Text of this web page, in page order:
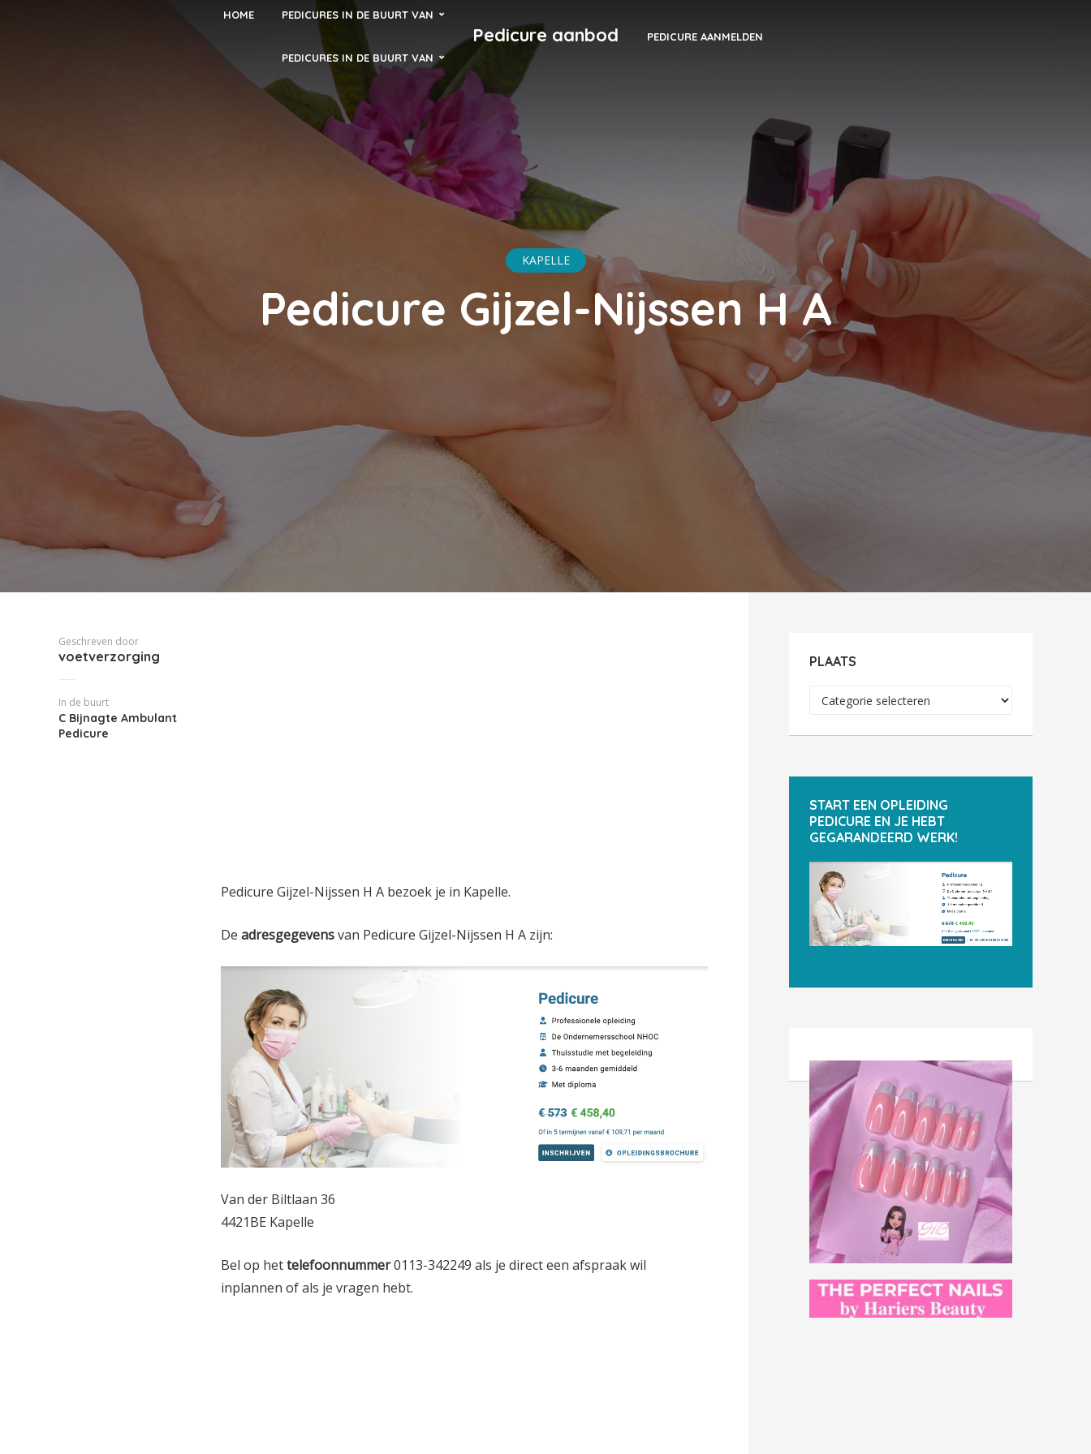
HOME PEDICURES IN DE BUURT VAN
PEDICURES IN DE BUURT VAN
Pedicure aanbod PEDICURE AANMELDEN
KAPELLE
Pedicure Gijzel-Nijssen H A
Geschreven door
voetverzorging
In de buurt
C Bijnagte Ambulant
Pedicure
Pedicure Gijzel-Nijssen H A bezoek je in Kapelle.
De adresgegevensvan Pedicure Gijzel-Nijssen H A zijn:
Van der Biltlaan 36
4421BE Kapelle
Bel op hettelefoonnummer0113-342249 als je direct een afspraak wil
inplannen of als je vragen hebt.
PLAATS
START EEN OPLEIDING
PEDICURE EN JE HEBT
GEGARANDEERD WERK!